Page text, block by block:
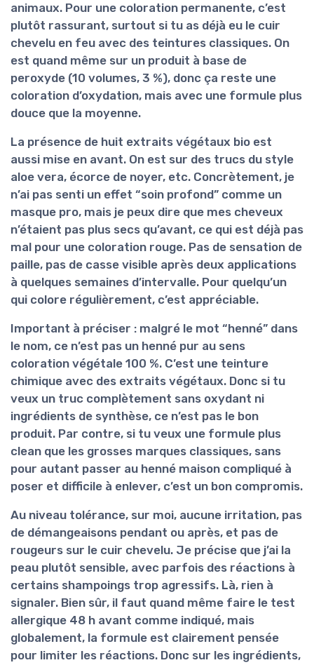
animaux. Pour une coloration permanente, c’est
plutôt rassurant, surtout si tu as déjà eu le cuir
chevelu en feu avec des teintures classiques. On
est quand même sur un produit à base de
peroxyde (10 volumes, 3 %), donc ça reste une
coloration d’oxydation, mais avec une formule plus
douce que la moyenne.
La présence de huit extraits végétaux bio est
aussi mise en avant. On est sur des trucs du style
aloe vera, écorce de noyer, etc. Concrètement, je
n’ai pas senti un effet “soin profond” comme un
masque pro, mais je peux dire que mes cheveux
n’étaient pas plus secs qu’avant, ce qui est déjà pas
mal pour une coloration rouge. Pas de sensation de
paille, pas de casse visible après deux applications
à quelques semaines d’intervalle. Pour quelqu’un
qui colore régulièrement, c’est appréciable.
Important à préciser : malgré le mot “henné” dans
le nom, ce n’est pas un henné pur au sens
coloration végétale 100 %. C’est une teinture
chimique avec des extraits végétaux. Donc si tu
veux un truc complètement sans oxydant ni
ingrédients de synthèse, ce n’est pas le bon
produit. Par contre, si tu veux une formule plus
clean que les grosses marques classiques, sans
pour autant passer au henné maison compliqué à
poser et difficile à enlever, c’est un bon compromis.
Au niveau tolérance, sur moi, aucune irritation, pas
de démangeaisons pendant ou après, et pas de
rougeurs sur le cuir chevelu. Je précise que j’ai la
peau plutôt sensible, avec parfois des réactions à
certains shampoings trop agressifs. Là, rien à
signaler. Bien sûr, il faut quand même faire le test
allergique 48 h avant comme indiqué, mais
globalement, la formule est clairement pensée
pour limiter les réactions. Donc sur les ingrédients,